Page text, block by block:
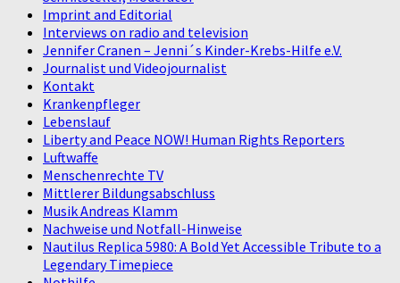
Imprint and Editorial
Interviews on radio and television
Jennifer Cranen – Jenni´s Kinder-Krebs-Hilfe e.V.
Journalist und Videojournalist
Kontakt
Krankenpfleger
Lebenslauf
Liberty and Peace NOW! Human Rights Reporters
Luftwaffe
Menschenrechte TV
Mittlerer Bildungsabschluss
Musik Andreas Klamm
Nachweise und Notfall-Hinweise
Nautilus Replica 5980: A Bold Yet Accessible Tribute to a
Legendary Timepiece